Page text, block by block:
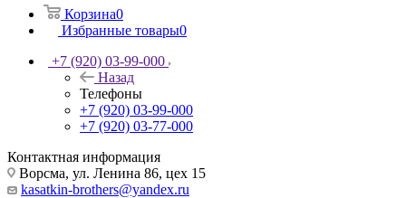
Корзина0
Избранные товары0
+7 (920) 03-99-000
Назад
Телефоны
+7 (920) 03-99-000
+7 (920) 03-77-000
Контактная информация
Ворсма, ул. Ленина 86, цех 15
kasatkin-brothers@yandex.ru